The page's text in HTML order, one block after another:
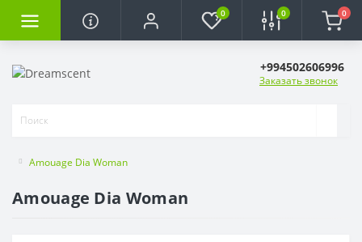
0 0 0
+994502606996
Заказать звонок
Amouage Dia Woman
Amouage Dia Woman